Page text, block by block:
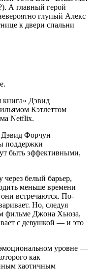
А главный герой
глупый Алекс
к двери спальни
Дэвид Форчун —
поддержки
быть эффективными,
белый барьер,
меньше времени
встречаются. По-
Но, следуя
фильме Джона Хьюза,
с девушкой — и это
уровне —
как
хаотичным